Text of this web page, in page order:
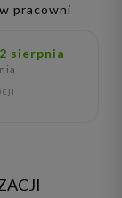
pracowni
sierpnia